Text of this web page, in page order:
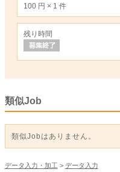
100 円 × 1 件
残り時間
類似Job
類似Jobはありません。
データ入力・加工 > データ入力